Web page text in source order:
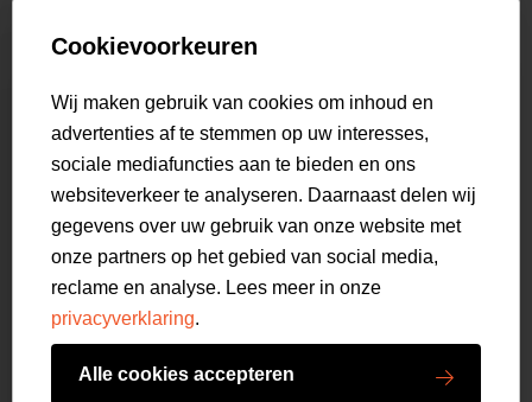
Hoodies
Polo's
T-shirts
Overshirts
Overhemden
Sweatpants
Broeken
Short sweatpants
Shorts
Schoenen
Swimwear
Genti X PSV
Bestellen & Betalen
Retourneren
Veelgestelde vragen
Mijn Account
beoordelingen
Cookievoorkeuren
Wij maken gebruik van cookies om inhoud en
advertenties af te stemmen op uw interesses,
sociale mediafuncties aan te bieden en ons
websiteverkeer te analyseren. Daarnaast delen wij
gegevens over uw gebruik van onze website met
onze partners op het gebied van social media,
reclame en analyse. Lees meer in onze
privacyverklaring.
Alle cookies accepteren